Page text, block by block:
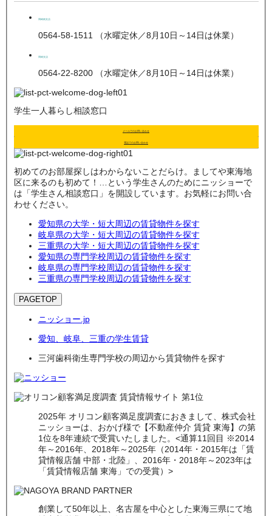
岡崎南支店
0564-58-1511 （水曜定休／8月10日～14日は休業）
岡崎支店
0564-22-8200 （水曜定休／8月10日～14日は休業）
学生一人暮らし相談窓口
メールでのお問い合わせ
電話でのお問い合わせ
初めてのお部屋探しはわからないことだらけ。ましてや東海地
区に来るのも初めて！…という学生さんのためにニッショーで
は「学生さん相談窓口」を開設しています。お気軽にお問い合
わせください。
愛知県の大学・短大周辺の賃貸物件を探す
岐阜県の大学・短大周辺の賃貸物件を探す
三重県の大学・短大周辺の賃貸物件を探す
愛知県の専門学校周辺の賃貸物件を探す
岐阜県の専門学校周辺の賃貸物件を探す
三重県の専門学校周辺の賃貸物件を探す
PAGETOP
ニッショー.jp
愛知、岐阜、三重の学生賃貸
三河歯科衛生専門学校の周辺から賃貸物件を探す
2025年 オリコン顧客満足度調査におきまして、株式会社
ニッショーは、おかげ様で【不動産仲介 賃貸 東海】の第
1位を8年連続で受賞いたしました。<通算11回目 ※2014
年～2016年、2018年～2025年（2014年・2015年は「賃
貸情報店舗 中部・北陸」、2016年・2018年～2023年は
「賃貸情報店舗 東海」での受賞）>
創業して50年以上、名古屋を中心とした東海三県にて地